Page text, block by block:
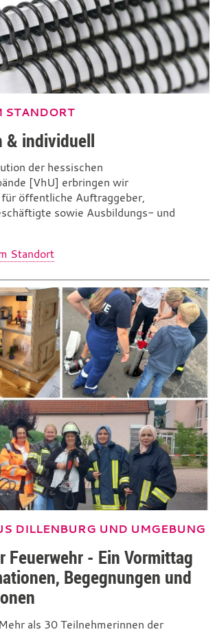
STANDORT
& individuell
der hessischen
[VhU] erbringen wir
öffentliche Auftraggeber,
sowie Ausbildungs- und
Standort
DILLENBURG UND UMGEBUNG
Feuerwehr - Ein Vormittag
Begegnungen und
als 30 Teilnehmerinnen der